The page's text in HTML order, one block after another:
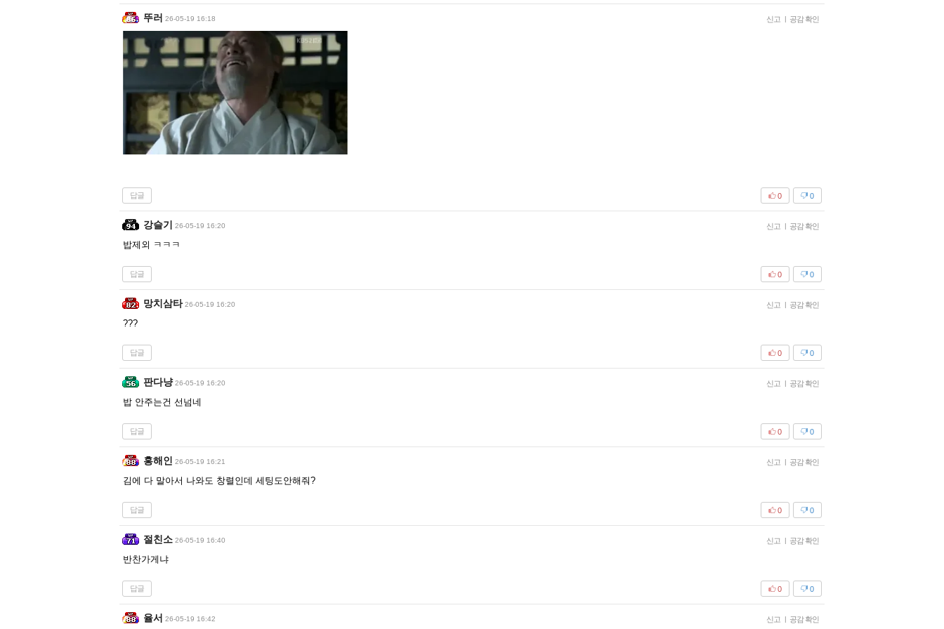
뚜러 26-05-19 16:18 신고 | 공감 확인
답글 0
0
강슬기 26-05-19 16:20 신고 | 공감 확인
밥제외 ㅋㅋㅋ
답글 0
0
망치삼타 26-05-19 16:20 신고 | 공감 확인
???
답글 0
0
판다냥 26-05-19 16:20 신고 | 공감 확인
밥 안주는건 선넘네
답글 0
0
홍해인 26-05-19 16:21 신고 | 공감 확인
김에 다 말아서 나와도 창렬인데 세팅도안해줘?
답글 0
0
절친소 26-05-19 16:40 신고 | 공감 확인
반찬가게냐
답글 0
0
율서 26-05-19 16:42 신고 | 공감 확인